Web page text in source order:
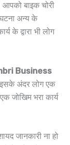
बाइक चोरी
अन्य के
के द्वारा भी लोग
Business
इसके अंदर लोग एक
जोखिम भरा कार्य
जानकारी ना हो